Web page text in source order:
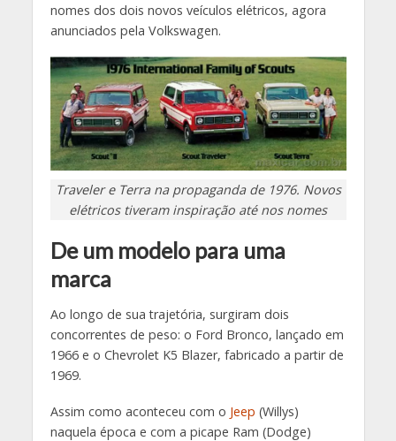
nomes dos dois novos veículos elétricos, agora
anunciados pela Volkswagen.
Traveler e Terra na propaganda de 1976. Novos
elétricos tiveram inspiração até nos nomes
De um modelo para uma
marca
Ao longo de sua trajetória, surgiram dois
concorrentes de peso: o Ford Bronco, lançado em
1966 e o Chevrolet K5 Blazer, fabricado a partir de
1969.
Assim como aconteceu com o Jeep (Willys)
naquela época e com a picape Ram (Dodge)